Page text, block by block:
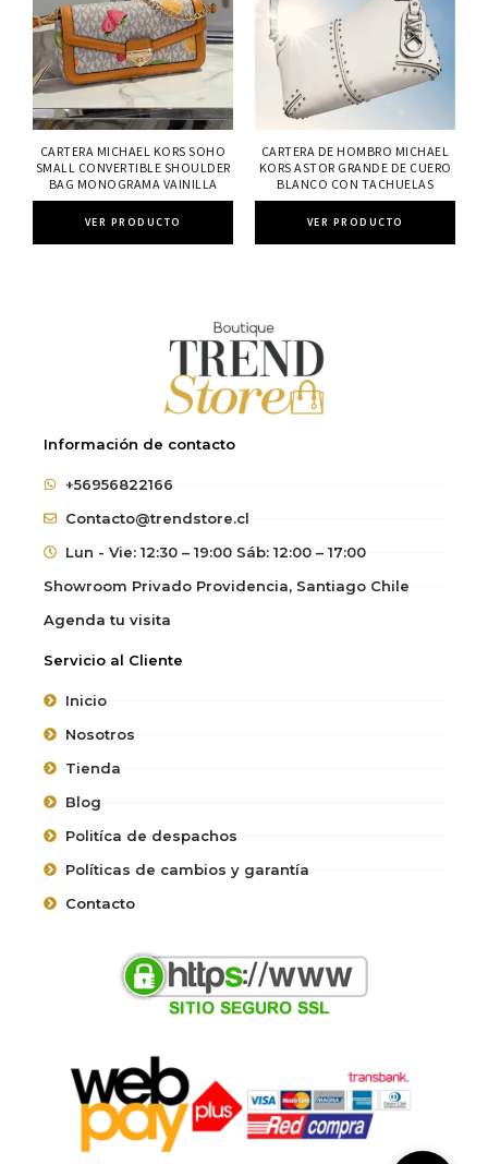
CARTERA MICHAEL KORS SOHO
SMALL CONVERTIBLE SHOULDER
BAG MONOGRAMA VAINILLA
VER PRODUCTO
CARTERA DE HOMBRO MICHAEL
KORS ASTOR GRANDE DE CUERO
BLANCO CON TACHUELAS
VER PRODUCTO
Información de contacto
+56956822166
Contacto@trendstore.cl
Lun - Vie: 12:30 – 19:00 Sáb: 12:00 – 17:00
Showroom Privado Providencia, Santiago Chile
Agenda tu visita
Servicio al Cliente
Inicio
Nosotros
Tienda
Blog
Politíca de despachos
Políticas de cambios y garantía
Contacto